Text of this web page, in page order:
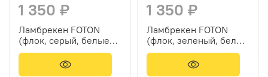
1 350 ₽
Ламбрекен FOTON
(флок, серый, белые
шарики) 230см
1 350 ₽
Ламбрекен FOTON
(флок, зеленый, белые
шарики) 230см